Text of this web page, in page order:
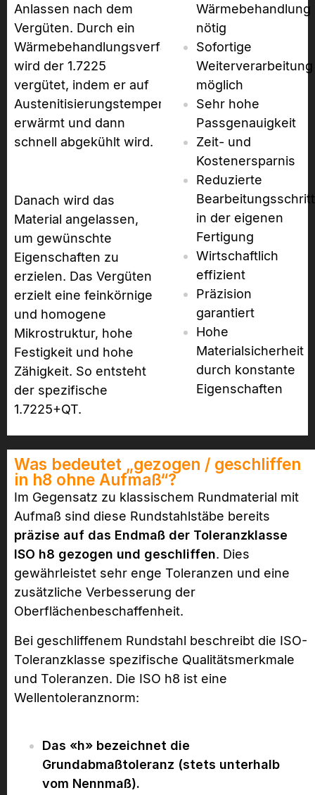
Anlassen nach dem
Vergüten. Durch ein
Wärmebehandlungsverfahren
wird der 1.7225
vergütet, indem er auf
Austenitisierungstemperatur
erwärmt und dann
schnell abgekühlt wird.
Danach wird das
Material angelassen,
um gewünschte
Eigenschaften zu
erzielen. Das Vergüten
erzielt eine feinkörnige
und homogene
Mikrostruktur, hohe
Festigkeit und hohe
Zähigkeit. So entsteht
der spezifische
1.7225+QT.
Wärmebehandlung
nötig
Sofortige
Weiterverarbeitung
möglich
Sehr hohe
Passgenauigkeit
Zeit- und
Kostenersparnis
Reduzierte
in der eigenen
Fertigung
Wirtschaftlich
effizient
Präzision
garantiert
Hohe
Materialsicherheit
durch konstante
Eigenschaften
Was bedeutet „gezogen / geschliffen
in h8 ohne Aufmaß“?
Im Gegensatz zu klassischem Rundmaterial mit
Aufmaß sind diese Rundstahlstäbe bereits
präzise auf das Endmaß der Toleranzklasse
ISO h8 gezogen und geschliffen. Dies
gewährleistet sehr enge Toleranzen und eine
zusätzliche Verbesserung der
Oberflächenbeschaffenheit.
Bei geschliffenem Rundstahl beschreibt die ISO-
Toleranzklasse spezifische Qualitätsmerkmale
und Toleranzen. Die ISO h8 ist eine
Wellentoleranznorm:
Das «h» bezeichnet die
Grundabmaßtoleranz (stets unterhalb
vom Nennmaß).